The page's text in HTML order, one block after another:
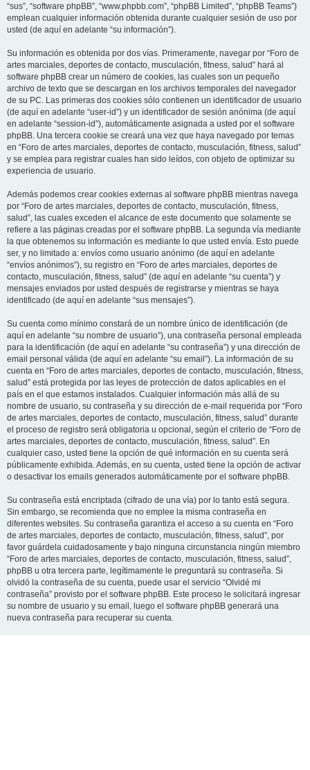
“sus”, “software phpBB”, “www.phpbb.com”, “phpBB Limited”, “phpBB Teams”)
emplean cualquier información obtenida durante cualquier sesión de uso por
usted (de aquí en adelante “su información”).
Su información es obtenida por dos vías. Primeramente, navegar por “Foro de
artes marciales, deportes de contacto, musculación, fitness, salud” hará al
software phpBB crear un número de cookies, las cuales son un pequeño
archivo de texto que se descargan en los archivos temporales del navegador
de su PC. Las primeras dos cookies sólo contienen un identificador de usuario
(de aquí en adelante “user-id”) y un identificador de sesión anónima (de aquí
en adelante “session-id”), automáticamente asignada a usted por el software
phpBB. Una tercera cookie se creará una vez que haya navegado por temas
en “Foro de artes marciales, deportes de contacto, musculación, fitness, salud”
y se emplea para registrar cuales han sido leídos, con objeto de optimizar su
experiencia de usuario.
Además podemos crear cookies externas al software phpBB mientras navega
por “Foro de artes marciales, deportes de contacto, musculación, fitness,
salud”, las cuales exceden el alcance de este documento que solamente se
refiere a las páginas creadas por el software phpBB. La segunda vía mediante
la que obtenemos su información es mediante lo que usted envía. Esto puede
ser, y no limitado a: envíos como usuario anónimo (de aquí en adelante
“envíos anónimos”), su registro en “Foro de artes marciales, deportes de
contacto, musculación, fitness, salud” (de aquí en adelante “su cuenta”) y
mensajes enviados por usted después de registrarse y mientras se haya
identificado (de aquí en adelante “sus mensajes”).
Su cuenta como mínimo constará de un nombre único de identificación (de
aquí en adelante “su nombre de usuario”), una contraseña personal empleada
para la identificación (de aquí en adelante “su contraseña”) y una dirección de
email personal válida (de aquí en adelante “su email”). La información de su
cuenta en “Foro de artes marciales, deportes de contacto, musculación, fitness,
salud” está protegida por las leyes de protección de datos aplicables en el
país en el que estamos instalados. Cualquier información más allá de su
nombre de usuario, su contraseña y su dirección de e-mail requerida por “Foro
de artes marciales, deportes de contacto, musculación, fitness, salud” durante
el proceso de registro será obligatoria u opcional, según el criterio de “Foro de
artes marciales, deportes de contacto, musculación, fitness, salud”. En
cualquier caso, usted tiene la opción de qué información en su cuenta será
públicamente exhibida. Además, en su cuenta, usted tiene la opción de activar
o desactivar los emails generados automáticamente por el software phpBB.
Su contraseña está encriptada (cifrado de una vía) por lo tanto está segura.
Sin embargo, se recomienda que no emplee la misma contraseña en
diferentes websites. Su contraseña garantiza el acceso a su cuenta en “Foro
de artes marciales, deportes de contacto, musculación, fitness, salud”, por
favor guárdela cuidadosamente y bajo ninguna circunstancia ningún miembro
“Foro de artes marciales, deportes de contacto, musculación, fitness, salud”,
phpBB u otra tercera parte, legítimamente le preguntará su contraseña. Si
olvidó la contraseña de su cuenta, puede usar el servicio “Olvidé mi
contraseña” provisto por el software phpBB. Este proceso le solicitará ingresar
su nombre de usuario y su email, luego el software phpBB generará una
nueva contraseña para recuperar su cuenta.